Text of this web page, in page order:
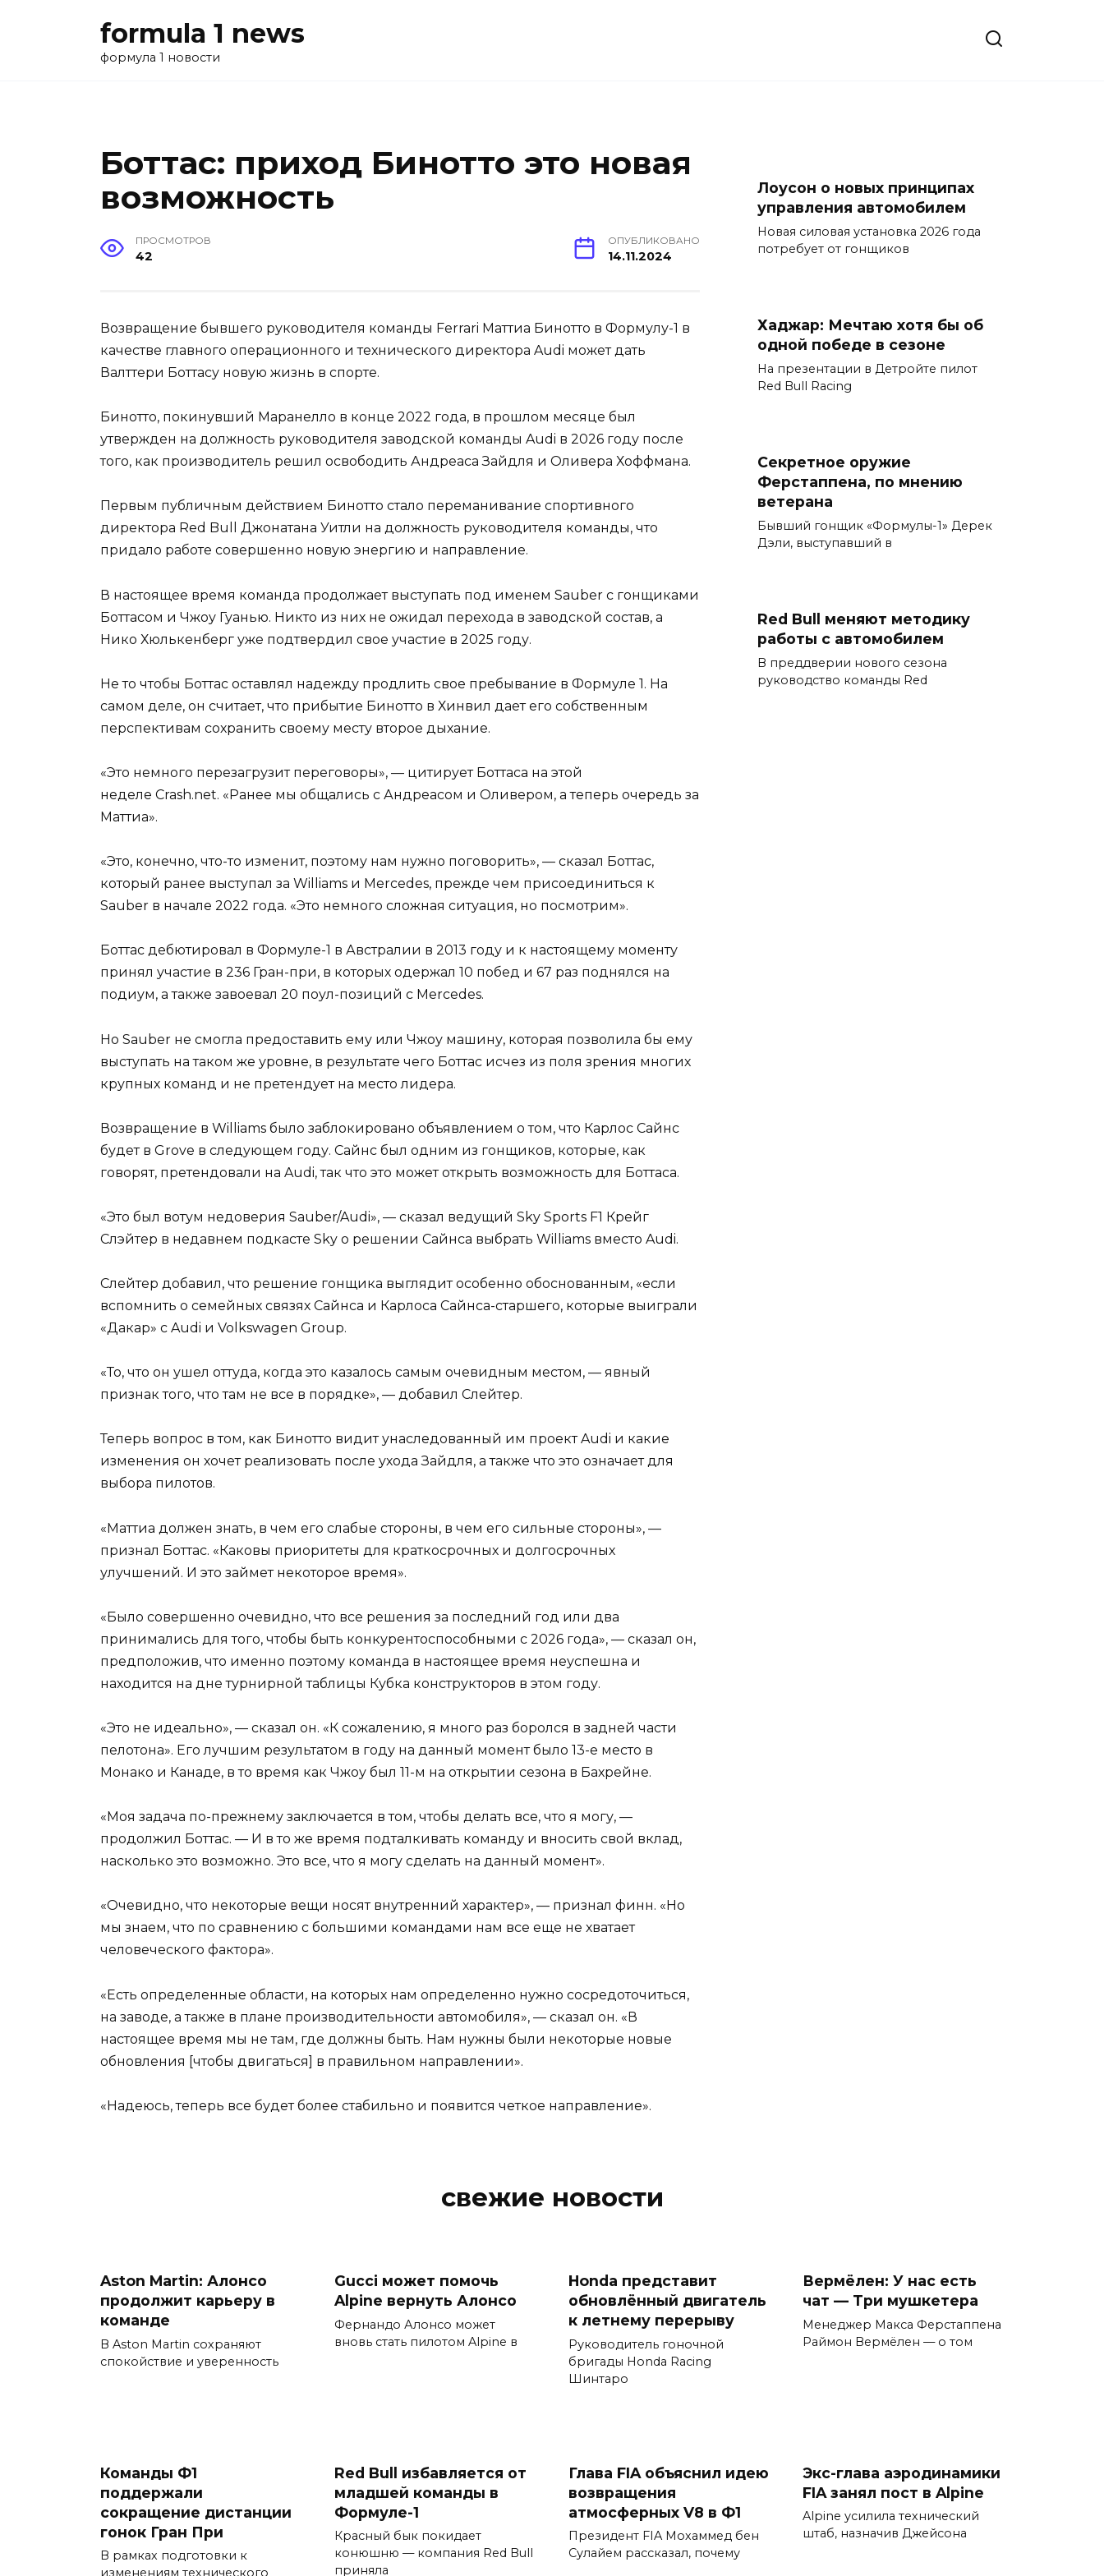
formula 1 news
формула 1 новости
Боттас: приход Бинотто это новая
возможность
ПРОСМОТРОВ
42
ОПУБЛИКОВАНО
14.11.2024
Возвращение бывшего руководителя команды Ferrari Маттиа Бинотто в Формулу-1 в
качестве главного операционного и технического директора Audi может дать
Валттери Боттасу новую жизнь в спорте.
Бинотто, покинувший Маранелло в конце 2022 года, в прошлом месяце был
утвержден на должность руководителя заводской команды Audi в 2026 году после
того, как производитель решил освободить Андреаса Зайдля и Оливера Хоффмана.
Первым публичным действием Бинотто стало переманивание спортивного
директора Red Bull Джонатана Уитли на должность руководителя команды, что
придало работе совершенно новую энергию и направление.
В настоящее время команда продолжает выступать под именем Sauber с гонщиками
Боттасом и Чжоу Гуанью. Никто из них не ожидал перехода в заводской состав, а
Нико Хюлькенберг уже подтвердил свое участие в 2025 году.
Не то чтобы Боттас оставлял надежду продлить свое пребывание в Формуле 1. На
самом деле, он считает, что прибытие Бинотто в Хинвил дает его собственным
перспективам сохранить своему месту второе дыхание.
«Это немного перезагрузит переговоры», — цитирует Боттаса на этой
неделе Crash.net. «Ранее мы общались с Андреасом и Оливером, а теперь очередь за
Маттиа».
«Это, конечно, что-то изменит, поэтому нам нужно поговорить», — сказал Боттас,
который ранее выступал за Williams и Mercedes, прежде чем присоединиться к
Sauber в начале 2022 года. «Это немного сложная ситуация, но посмотрим».
Боттас дебютировал в Формуле-1 в Австралии в 2013 году и к настоящему моменту
принял участие в 236 Гран-при, в которых одержал 10 побед и 67 раз поднялся на
подиум, а также завоевал 20 поул-позиций с Mercedes.
Но Sauber не смогла предоставить ему или Чжоу машину, которая позволила бы ему
выступать на таком же уровне, в результате чего Боттас исчез из поля зрения многих
крупных команд и не претендует на место лидера.
Возвращение в Williams было заблокировано объявлением о том, что Карлос Сайнс
будет в Grove в следующем году. Сайнс был одним из гонщиков, которые, как
говорят, претендовали на Audi, так что это может открыть возможность для Боттаса.
«Это был вотум недоверия Sauber/Audi», — сказал ведущий Sky Sports F1 Крейг
Слэйтер в недавнем подкасте Sky о решении Сайнса выбрать Williams вместо Audi.
Слейтер добавил, что решение гонщика выглядит особенно обоснованным, «если
вспомнить о семейных связях Сайнса и Карлоса Сайнса-старшего, которые выиграли
«Дакар» с Audi и Volkswagen Group.
«То, что он ушел оттуда, когда это казалось самым очевидным местом, — явный
признак того, что там не все в порядке», — добавил Слейтер.
Теперь вопрос в том, как Бинотто видит унаследованный им проект Audi и какие
изменения он хочет реализовать после ухода Зайдля, а также что это означает для
выбора пилотов.
«Маттиа должен знать, в чем его слабые стороны, в чем его сильные стороны», —
признал Боттас. «Каковы приоритеты для краткосрочных и долгосрочных
улучшений. И это займет некоторое время».
«Было совершенно очевидно, что все решения за последний год или два
принимались для того, чтобы быть конкурентоспособными с 2026 года», — сказал он,
предположив, что именно поэтому команда в настоящее время неуспешна и
находится на дне турнирной таблицы Кубка конструкторов в этом году.
«Это не идеально», — сказал он. «К сожалению, я много раз боролся в задней части
пелотона». Его лучшим результатом в году на данный момент было 13-е место в
Монако и Канаде, в то время как Чжоу был 11-м на открытии сезона в Бахрейне.
«Моя задача по-прежнему заключается в том, чтобы делать все, что я могу, —
продолжил Боттас. — И в то же время подталкивать команду и вносить свой вклад,
насколько это возможно. Это все, что я могу сделать на данный момент».
«Очевидно, что некоторые вещи носят внутренний характер», — признал финн. «Но
мы знаем, что по сравнению с большими командами нам все еще не хватает
человеческого фактора».
«Есть определенные области, на которых нам определенно нужно сосредоточиться,
на заводе, а также в плане производительности автомобиля», — сказал он. «В
настоящее время мы не там, где должны быть. Нам нужны были некоторые новые
обновления [чтобы двигаться] в правильном направлении».
«Надеюсь, теперь все будет более стабильно и появится четкое направление».
Лоусон о новых принципах
управления автомобилем
Новая силовая установка 2026 года
потребует от гонщиков
Хаджар: Мечтаю хотя бы об
одной победе в сезоне
На презентации в Детройте пилот
Red Bull Racing
Секретное оружие
Ферстаппена, по мнению
ветерана
Бывший гонщик «Формулы-1» Дерек
Дэли, выступавший в
Red Bull меняют методику
работы с автомобилем
В преддверии нового сезона
руководство команды Red
свежие новости
Aston Martin: Алонсо
продолжит карьеру в
команде
В Aston Martin сохраняют
спокойствие и уверенность
Gucci может помочь
Alpine вернуть Алонсо
Фернандо Алонсо может
вновь стать пилотом Alpine в
Honda представит
обновлённый двигатель
к летнему перерыву
Руководитель гоночной
бригады Honda Racing
Шинтаро
Вермёлен: У нас есть
чат — Три мушкетера
Менеджер Макса Ферстаппена
Раймон Вермёлен — о том
Команды Ф1
поддержали
сокращение дистанции
гонок Гран При
В рамках подготовки к
изменениям технического
Red Bull избавляется от
младшей команды в
Формуле-1
Красный бык покидает
конюшню — компания Red Bull
приняла
Глава FIA объяснил идею
возвращения
атмосферных V8 в Ф1
Президент FIA Мохаммед бен
Сулайем рассказал, почему
Экс-глава аэродинамики
FIA занял пост в Alpine
Alpine усилила технический
штаб, назначив Джейсона